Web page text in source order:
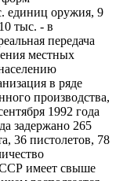
единиц оружия, 9
тыс. - в
передача
местных
в ряде
производства,
1992 года
задержано 265
36 пистолетов, 78
имеет свыше